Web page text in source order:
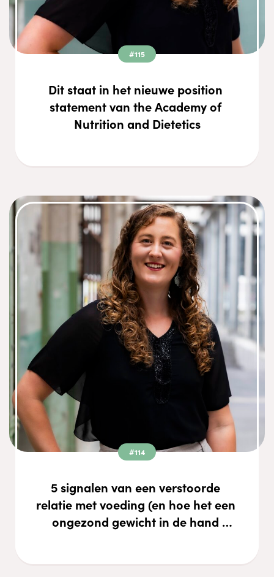
#115
Dit staat in het nieuwe position
statement van the Academy of
Nutrition and Dietetics
#114
5 signalen van een verstoorde
relatie met voeding (en hoe het een
ongezond gewicht in de hand